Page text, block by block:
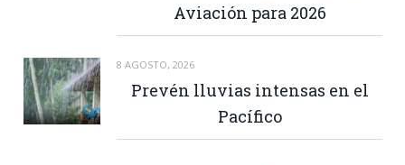
Aviación para 2026
8 AGOSTO, 2026
Prevén lluvias intensas en el
Pacífico